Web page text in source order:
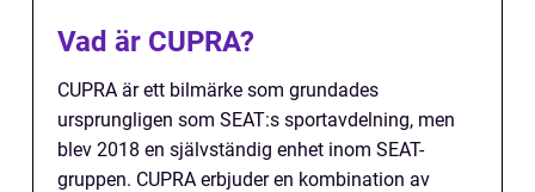
Vad är CUPRA?
CUPRA är ett bilmärke som grundades
ursprungligen som SEAT:s sportavdelning, men
blev 2018 en självständig enhet inom SEAT-
gruppen. CUPRA erbjuder en kombination av